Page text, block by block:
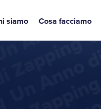
siamo Cosa facciamo